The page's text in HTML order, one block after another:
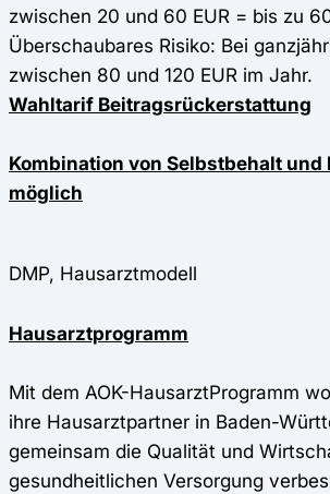
zwischen 20 und 60 EUR = bis zu
Überschaubares Risiko: Bei
zwischen 80 und 120 EUR im Jahr.
Wahltarif Beitragsrückerstattung
Kombination von Selbstbehalt und
möglich
DMP, Hausarztmodell
Hausarztprogramm
Mit dem AOK-HausarztProgramm
ihre Hausarztpartner in Baden-
gemeinsam die Qualität und
gesundheitlichen Versorgung